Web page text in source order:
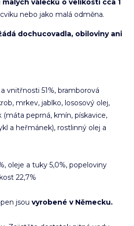
nebo jako malá odměna.
dochucovadla, obiloviny ani
vnitřnosti 51%, bramborová
mrkev, jablko, lososový olej,
(máta peprná, kmín, pískavice,
a heřmánek), rostlinný olej a
oleje a tuky 5,0%, popeloviny
22,7%
jsou vyrobené v Německu.